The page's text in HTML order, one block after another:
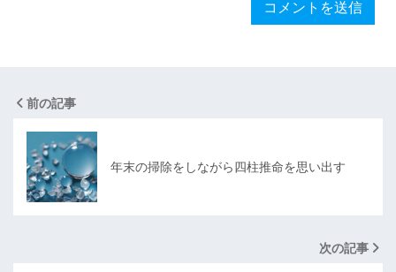
前の記事
年末の掃除をしながら四柱推命を思い出す
次の記事